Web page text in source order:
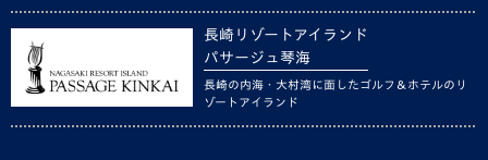
長崎リゾートアイランド
パサージュ琴海
長崎の内海・大村湾に面したゴルフ＆ホテルのリ
ゾートアイランド